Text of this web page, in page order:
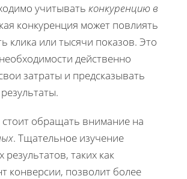
учитывать конкуренцию в
конкуренция может повлиять
клика или тысячи показов. Это
действенно
затраты и предсказывать
стоит обращать внимание на
. Тщательное изучение
таких как
конверсии, позволит более